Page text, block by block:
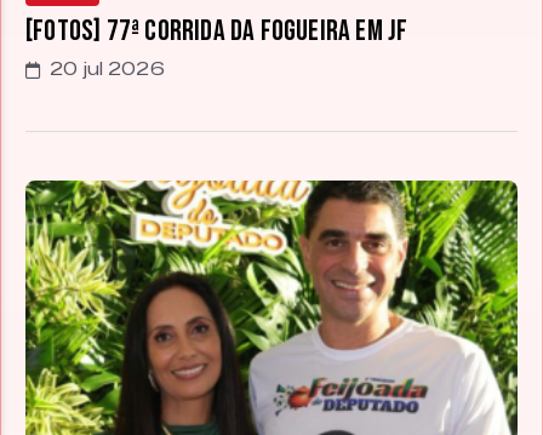
[FOTOS] 77ª Corrida da Fogueira em JF
20 jul 2026